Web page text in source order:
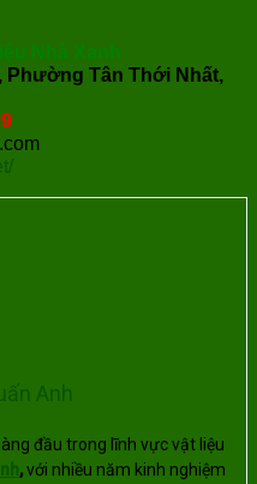
Nhà Xanh
Phường Tân Thới Nhất,
Anh
đầu trong lĩnh vực vật liệu
,với nhiều năm kinh nghiệm